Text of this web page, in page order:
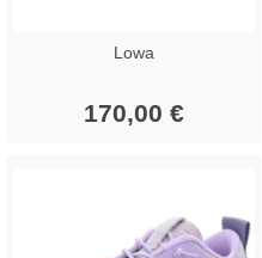
Lowa
170,00 €